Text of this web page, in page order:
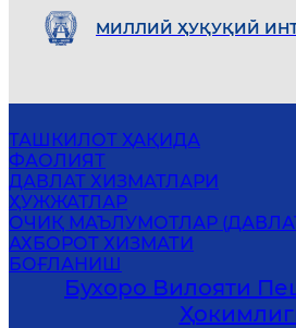
МИЛЛИЙ ҲУҚУҚИЙ
ТАШКИЛОТ ҲАҚИДА
ФАОЛИЯТ
ДАВЛАТ ХИЗМАТЛАРИ
ҲУЖЖАТЛАР
ОЧИҚ МАЪЛУМОТЛАР
АХБОРОТ ХИЗМАТИ
БОҒЛАНИШ
Бухоро Вилояти